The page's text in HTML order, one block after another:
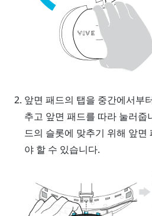
앞면 패드의 탭을 중간에서부
추고 앞면 패드를 따라 눌러줍
드의 슬롯에 맞추기 위해 앞면
야 할 수 있습니다.